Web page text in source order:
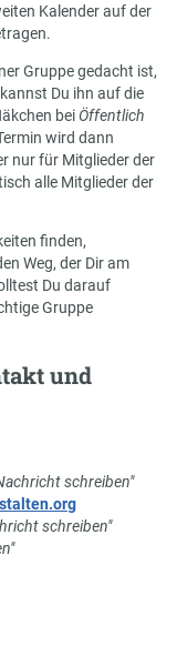
Kalender auf der
Gruppe gedacht ist,
kannst Du ihn auf die
bei Öffentlich
wird dann
nur für Mitglieder der
alle Mitglieder der
finden,
Weg, der Dir am
Du darauf
Gruppe
und
schreiben"
schreiben"